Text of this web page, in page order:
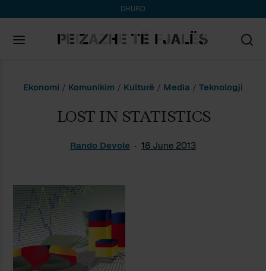
DHURO
Search
Ekonomi / Komunikim / Kulturë / Media / Teknologji
LOST IN STATISTICS
Rando Devole 18 June 2013